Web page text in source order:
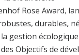
Rose Award,
durables,
gestion
Objectifs de